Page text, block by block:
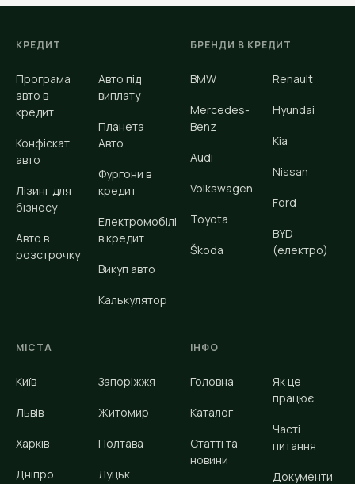
КРЕДИТ
Програма
авто в
кредит
Конфіскат
авто
Лізинг для
бізнесу
Авто в
розстрочку
Авто під
виплату
Планета
Авто
Фургони в
кредит
Електромобілі
в кредит
Викуп авто
Калькулятор
БРЕНДИ В КРЕДИТ
BMW
Mercedes-
Benz
Audi
Volkswagen
Toyota
Škoda
Renault
Hyundai
Kia
Nissan
Ford
BYD
(електро)
МІСТА
Київ
Львів
Харків
Дніпро
Запоріжжя
Житомир
Полтава
Луцьк
ІНФО
Головна
Каталог
Статті та
новини
Як це
працює
Часті
питання
Документи